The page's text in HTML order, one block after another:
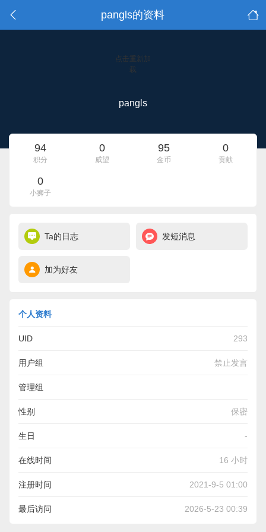
pangls的资料
点击重新加
载
pangls
94
积分
0
威望
95
金币
0
贡献
0
小狮子
Ta的日志 发短消息
加为好友
个人资料
UID 293
用户组 禁止发言
管理组
性别 保密
生日 -
在线时间 16 小时
注册时间 2021-9-5 01:00
最后访问 2026-5-23 00:39